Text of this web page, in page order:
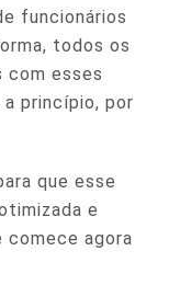
funcionários
todos os
com esses
princípio, por
que esse
e
comece agora